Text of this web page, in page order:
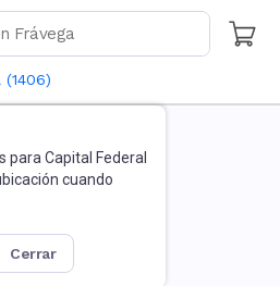
(1406)
para Capital Federal
cuando
cerrar
no existe